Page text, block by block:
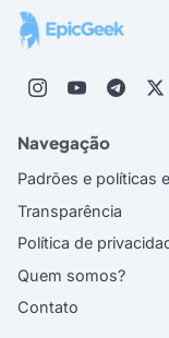
Navegação
Padrões e políticas
Transparência
Política de
Quem somos?
Contato